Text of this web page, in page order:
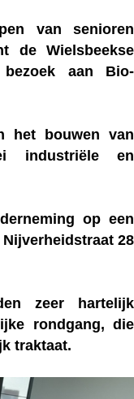
van senioren
de Wielsbeekse
aan Bio-
het bouwen van
industriële en
op een
28
zeer hartelijk
rondgang, die
traktaat.